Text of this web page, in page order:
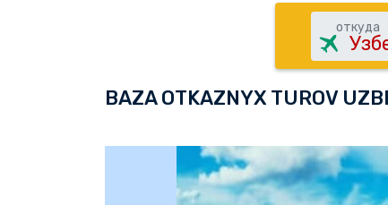
откуда
BAZA OTKAZNYX TUROV